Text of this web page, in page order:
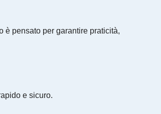
è pensato per garantire praticità,
e sicuro.